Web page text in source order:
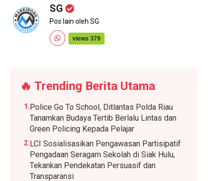
SG
Pos lain oleh SG
views 379
🔥 Trending Berita Utama
1. Police Go To School, Ditlantas Polda Riau
Tanamkan Budaya Tertib Berlalu Lintas dan
Green Policing Kepada Pelajar
2. LCI Sosialisasikan Pengawasan Partisipatif
Pengadaan Seragam Sekolah di Siak Hulu,
Tekankan Pendekatan Persuasif dan
Transparansi